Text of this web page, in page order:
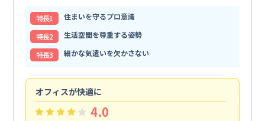
特⻑1
住まいを守るプロ意識
特⻑2
生活空間を尊重する姿勢
特⻑3
細かな気遣いを欠かさない
オフィスが快適に
4.0